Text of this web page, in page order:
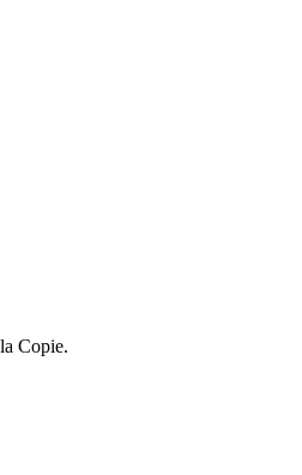
Copie.